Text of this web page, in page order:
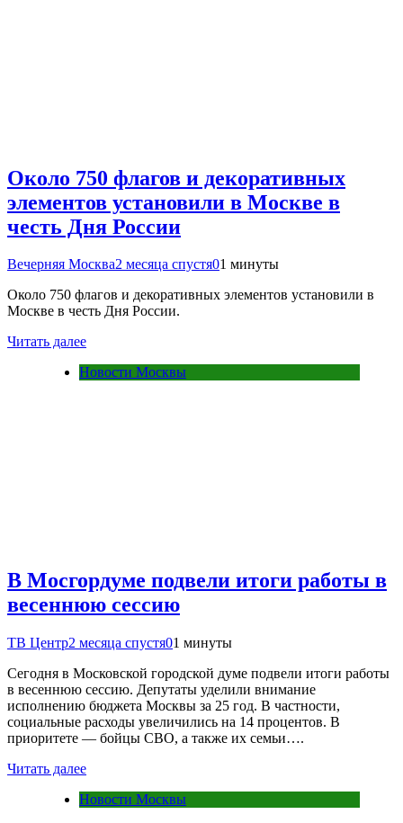
Около 750 флагов и декоративных
элементов установили в Москве в
честь Дня России
Вечерняя Москва2 месяца спустя01 минуты
Около 750 флагов и декоративных элементов установили в
Москве в честь Дня России.
Читать далее
Новости Москвы
В Мосгордуме подвели итоги работы в
весеннюю сессию
ТВ Центр2 месяца спустя01 минуты
Сегодня в Московской городской думе подвели итоги работы
в весеннюю сессию. Депутаты уделили внимание
исполнению бюджета Москвы за 25 год. В частности,
социальные расходы увеличились на 14 процентов. В
приоритете — бойцы СВО, а также их семьи….
Читать далее
Новости Москвы